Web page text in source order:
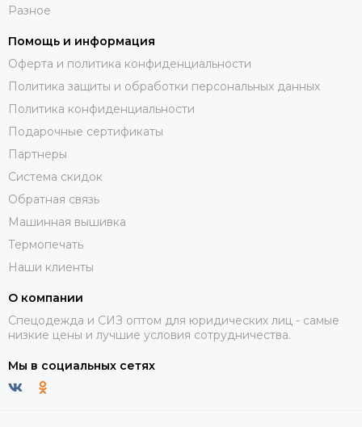
Разное
Помощь и информация
Оферта и политика конфиденциальности
Политика защиты и обработки персональных данных
Политика конфиденциальности
Подарочные сертификаты
Партнеры
Система скидок
Обратная связь
Машинная вышивка
Термопечать
Наши клиенты
О компании
Спецодежда и СИЗ оптом для юридических лиц - самые
низкие цены и лучшие условия сотрудничества.
Мы в социальных сетях